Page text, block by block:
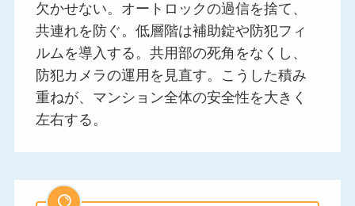
欠かせない。オートロックの過信を捨て、
共連れを防ぐ。低層階は補助錠や防犯フィ
ルムを導入する。共用部の死角をなくし、
防犯カメラの運用を見直す。こうした積み
重ねが、マンション全体の安全性を大きく
左右する。